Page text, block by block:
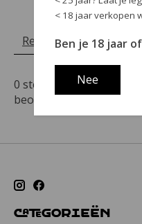
Reviews (0)
0 sterren op basis van
beoordelingen
Categorieën
< 18 jaar verkopen
Ben je 18 jaar
Nee